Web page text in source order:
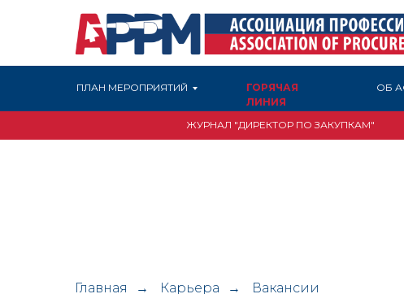
ПЛАН МЕРОПРИЯТИЙ
ГОРЯЧАЯ
ЛИНИЯ
ОБ
ЖУРНАЛ "ДИРЕКТОР ПО ЗАКУПКАМ"
Главная → Карьера → Вакансии